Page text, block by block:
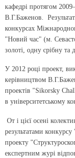
кафедрі протягом
В.Г.Баженов.
конкурсах
"Новий час" (м.
золоті, одну срібну та
У 2012 році проект,
керівництвом
проектів "Sikorsky
в університетському
От і цієї осені
результатами
проекту
експертним журі